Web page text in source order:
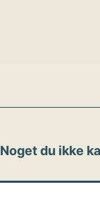
Noget du ikke